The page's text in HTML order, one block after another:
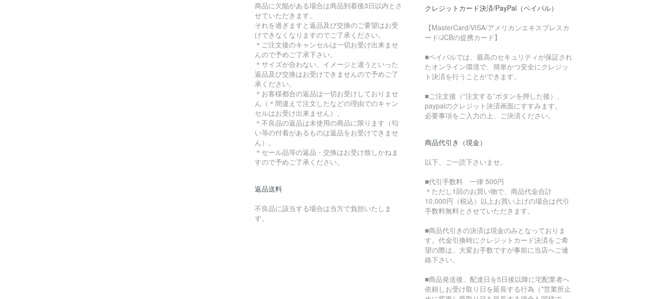
商品に欠陥がある場合は商品到着後3日以内とさ
せていただきます。
それを過ぎますと返品及び交換のご要望はお受
けできなくなりますのでご了承ください。
＊ご注文後のキャンセルは一切お受け出来ませ
んので予めご了承下さい。
＊サイズが合わない、イメージと違うといった
返品及び交換はお受けできませんので予めご了
承ください。
＊お客様都合の返品は一切お受けしておりませ
ん（＊間違えて注文したなどの理由でのキャン
セルはお受け出来ません）。
＊不良品の返品は未使用の商品に限ります（匂
い等の付着があるものは返品をお受けできませ
ん）。
＊セール品等の返品・交換はお受け致しかねま
すので予めご了承ください。
返品送料
不良品に該当する場合は当方で負担いたしま
す。
クレジットカード決済/PayPal（ペイパル）
【MasterCard/VISA/アメリカンエキスプレスカ
ード/JCBの提携カード】
■ペイパルでは、最高のセキュリティが保証され
たオンライン環境で、簡単かつ安全にクレジッ
ト決済を行うことができます。
■ご注文後（“注文する”ボタンを押した後）、
paypalのクレジット決済画面にすすみます。
必要事項をご入力の上、ご決済ください。
商品代引き（現金）
以下、ご一読下さいませ。
■代引手数料 一律 500円
＊ただし1回のお買い物で、商品代金合計
10,000円（税込）以上お買い上げの場合は代引
手数料無料とさせていただきます。
■商品代引きの決済は現金のみとなっておりま
す。代金引換時にクレジットカード決済をご希
望の際は、大変お手数ですが事前に当店へご連
絡下さい。
■商品発送後、配達日を5日後以降に宅配業者へ
依頼しお受け取り日を延長する行為（*営業所止